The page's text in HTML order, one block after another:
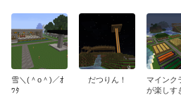
雪＼(＾o＾)／ｵ
ﾜﾀ
だつりん！
マインク
が楽しす